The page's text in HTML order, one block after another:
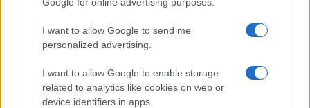
I want to allow Google to send me
personalized advertising.
I want to allow Google to enable storage
related to analytics like cookies on web or
device identifiers in apps.
LIFESTYLE